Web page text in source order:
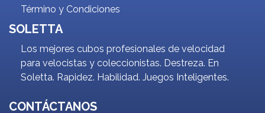
Término y Condiciones
SOLETTA
Los mejores cubos profesionales de velocidad
para velocistas y coleccionistas. Destreza. En
Soletta. Rapidez. Habilidad. Juegos Inteligentes.
CONTÁCTANOS